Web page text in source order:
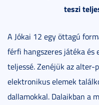
teszi
A Jókai 12 egy öttagú
férfi hangszeres játéka és
teljessé. Zenéjük az alter-
elektronikus elemek
dallamokkal. Dalaikban a